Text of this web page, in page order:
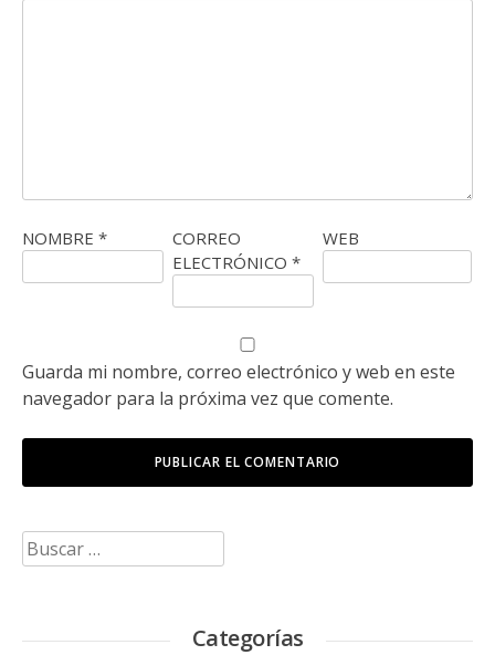
NOMBRE *
CORREO
ELECTRÓNICO *
WEB
Guarda mi nombre, correo electrónico y web en este
navegador para la próxima vez que comente.
Buscar:
Categorías